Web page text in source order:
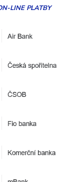
LINE PLATBY